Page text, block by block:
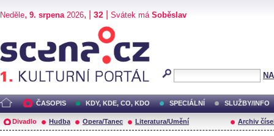
Neděle, 9. srpena2026, | 32 Svátek má Soběslav
ČASOPIS KDY, KDE, CO, KDO SPECIÁLNÍ SLUŽBY/INFO
Divadlo Hudba Opera/Tanec Literatura/Umění Archiv